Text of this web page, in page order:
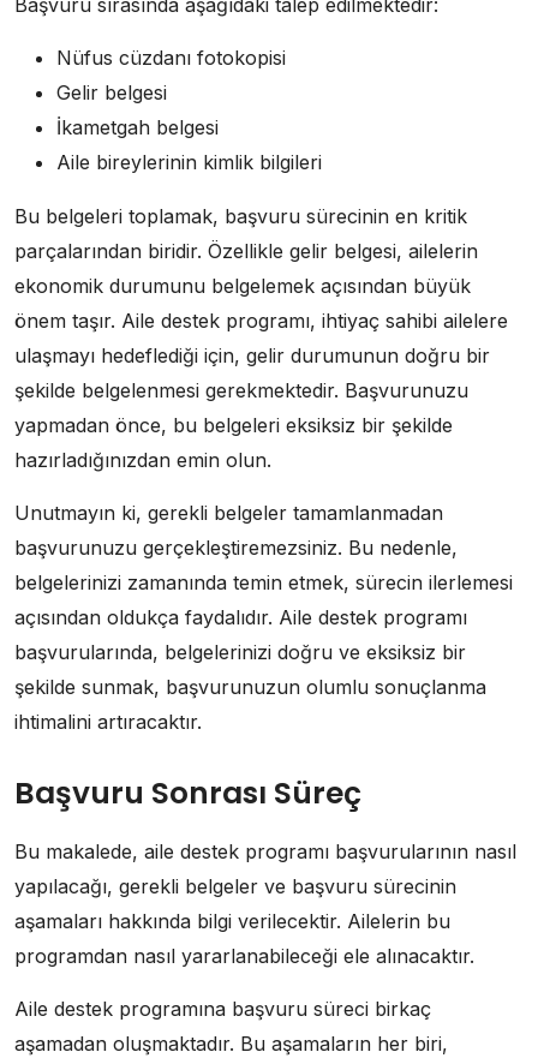
Nüfus cüzdanı fotokopisi
Gelir belgesi
İkametgah belgesi
Aile bireylerinin kimlik bilgileri
Bu belgeleri toplamak, başvuru sürecinin en kritik
parçalarından biridir. Özellikle gelir belgesi, ailelerin
ekonomik durumunu belgelemek açısından büyük
önem taşır. Aile destek programı, ihtiyaç sahibi ailelere
ulaşmayı hedeflediği için, gelir durumunun doğru bir
şekilde belgelenmesi gerekmektedir. Başvurunuzu
yapmadan önce, bu belgeleri eksiksiz bir şekilde
hazırladığınızdan emin olun.
Unutmayın ki, gerekli belgeler tamamlanmadan
başvurunuzu gerçekleştiremezsiniz. Bu nedenle,
belgelerinizi zamanında temin etmek, sürecin ilerlemesi
açısından oldukça faydalıdır. Aile destek programı
başvurularında, belgelerinizi doğru ve eksiksiz bir
şekilde sunmak, başvurunuzun olumlu sonuçlanma
ihtimalini artıracaktır.
Başvuru Sonrası Süreç
Bu makalede, aile destek programı başvurularının nasıl
yapılacağı, gerekli belgeler ve başvuru sürecinin
aşamaları hakkında bilgi verilecektir. Ailelerin bu
programdan nasıl yararlanabileceği ele alınacaktır.
Aile destek programına başvuru süreci birkaç
aşamadan oluşmaktadır. Bu aşamaların her biri,